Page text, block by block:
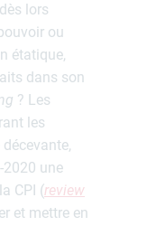
lors
ou
étatique,
dans son
? Les
les
décevante,
une
CPI (review
et mettre en